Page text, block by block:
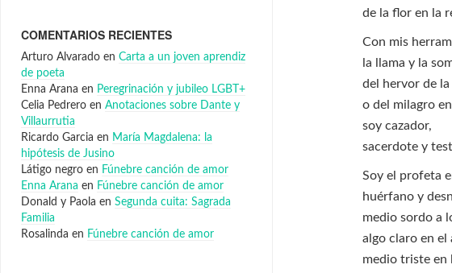
de la flor en la
Con mis
la llama y la
del hervor de la
o del milagro
soy cazador,
sacerdote y
Soy el profeta
huérfano y
medio sordo a
algo claro en
medio triste en
COMENTARIOS RECIENTES
Arturo Alvarado en Carta a un joven aprendiz
de poeta
Enna Arana en Peregrinación y jubileo LGBT+
Celia Pedrero en Anotaciones sobre Dante y
Villaurrutia
Ricardo Garcia en María Magdalena: la
hipótesis de Jusino
Látigo negro en Fúnebre canción de amor
Enna Arana en Fúnebre canción de amor
Donald y Paola en Segunda cuita: Sagrada
Familia
Rosalinda en Fúnebre canción de amor